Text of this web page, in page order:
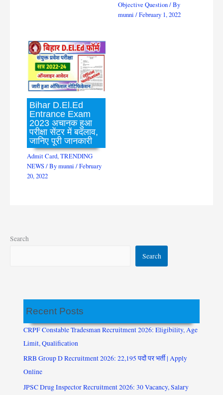
Objective Question/ By
munni /February 1, 2022
Bihar D.El.Ed
Entrance Exam
2023 अचानक हुआ
परीक्षा सेंटर में बदलाव,
जानिए पूरी जानकारी
Admit Card,TRENDING
NEWS/ Bymunni/February
20, 2022
Search
Search
Recent Posts
CRPF Constable Tradesman Recruitment 2026: Eligibility, Age
Limit, Qualification
RRB Group D Recruitment 2026: 22,195 पदों पर भर्ती | Apply
Online
JPSC Drug Inspector Recruitment 2026: 30 Vacancy, Salary